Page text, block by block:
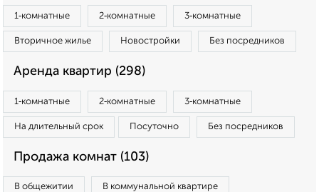
1‑комнатные 2‑комнатные 3‑комнатные
Вторичное жилье Новостройки Без посредников
Аренда квартир (298)
1‑комнатные 2‑комнатные 3‑комнатные
На длительный срок Посуточно Без посредников
Продажа комнат (103)
В общежитии В коммунальной квартире